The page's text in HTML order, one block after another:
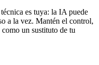
es tuya: la IA puede
a la vez. Mantén el control,
un sustituto de tu